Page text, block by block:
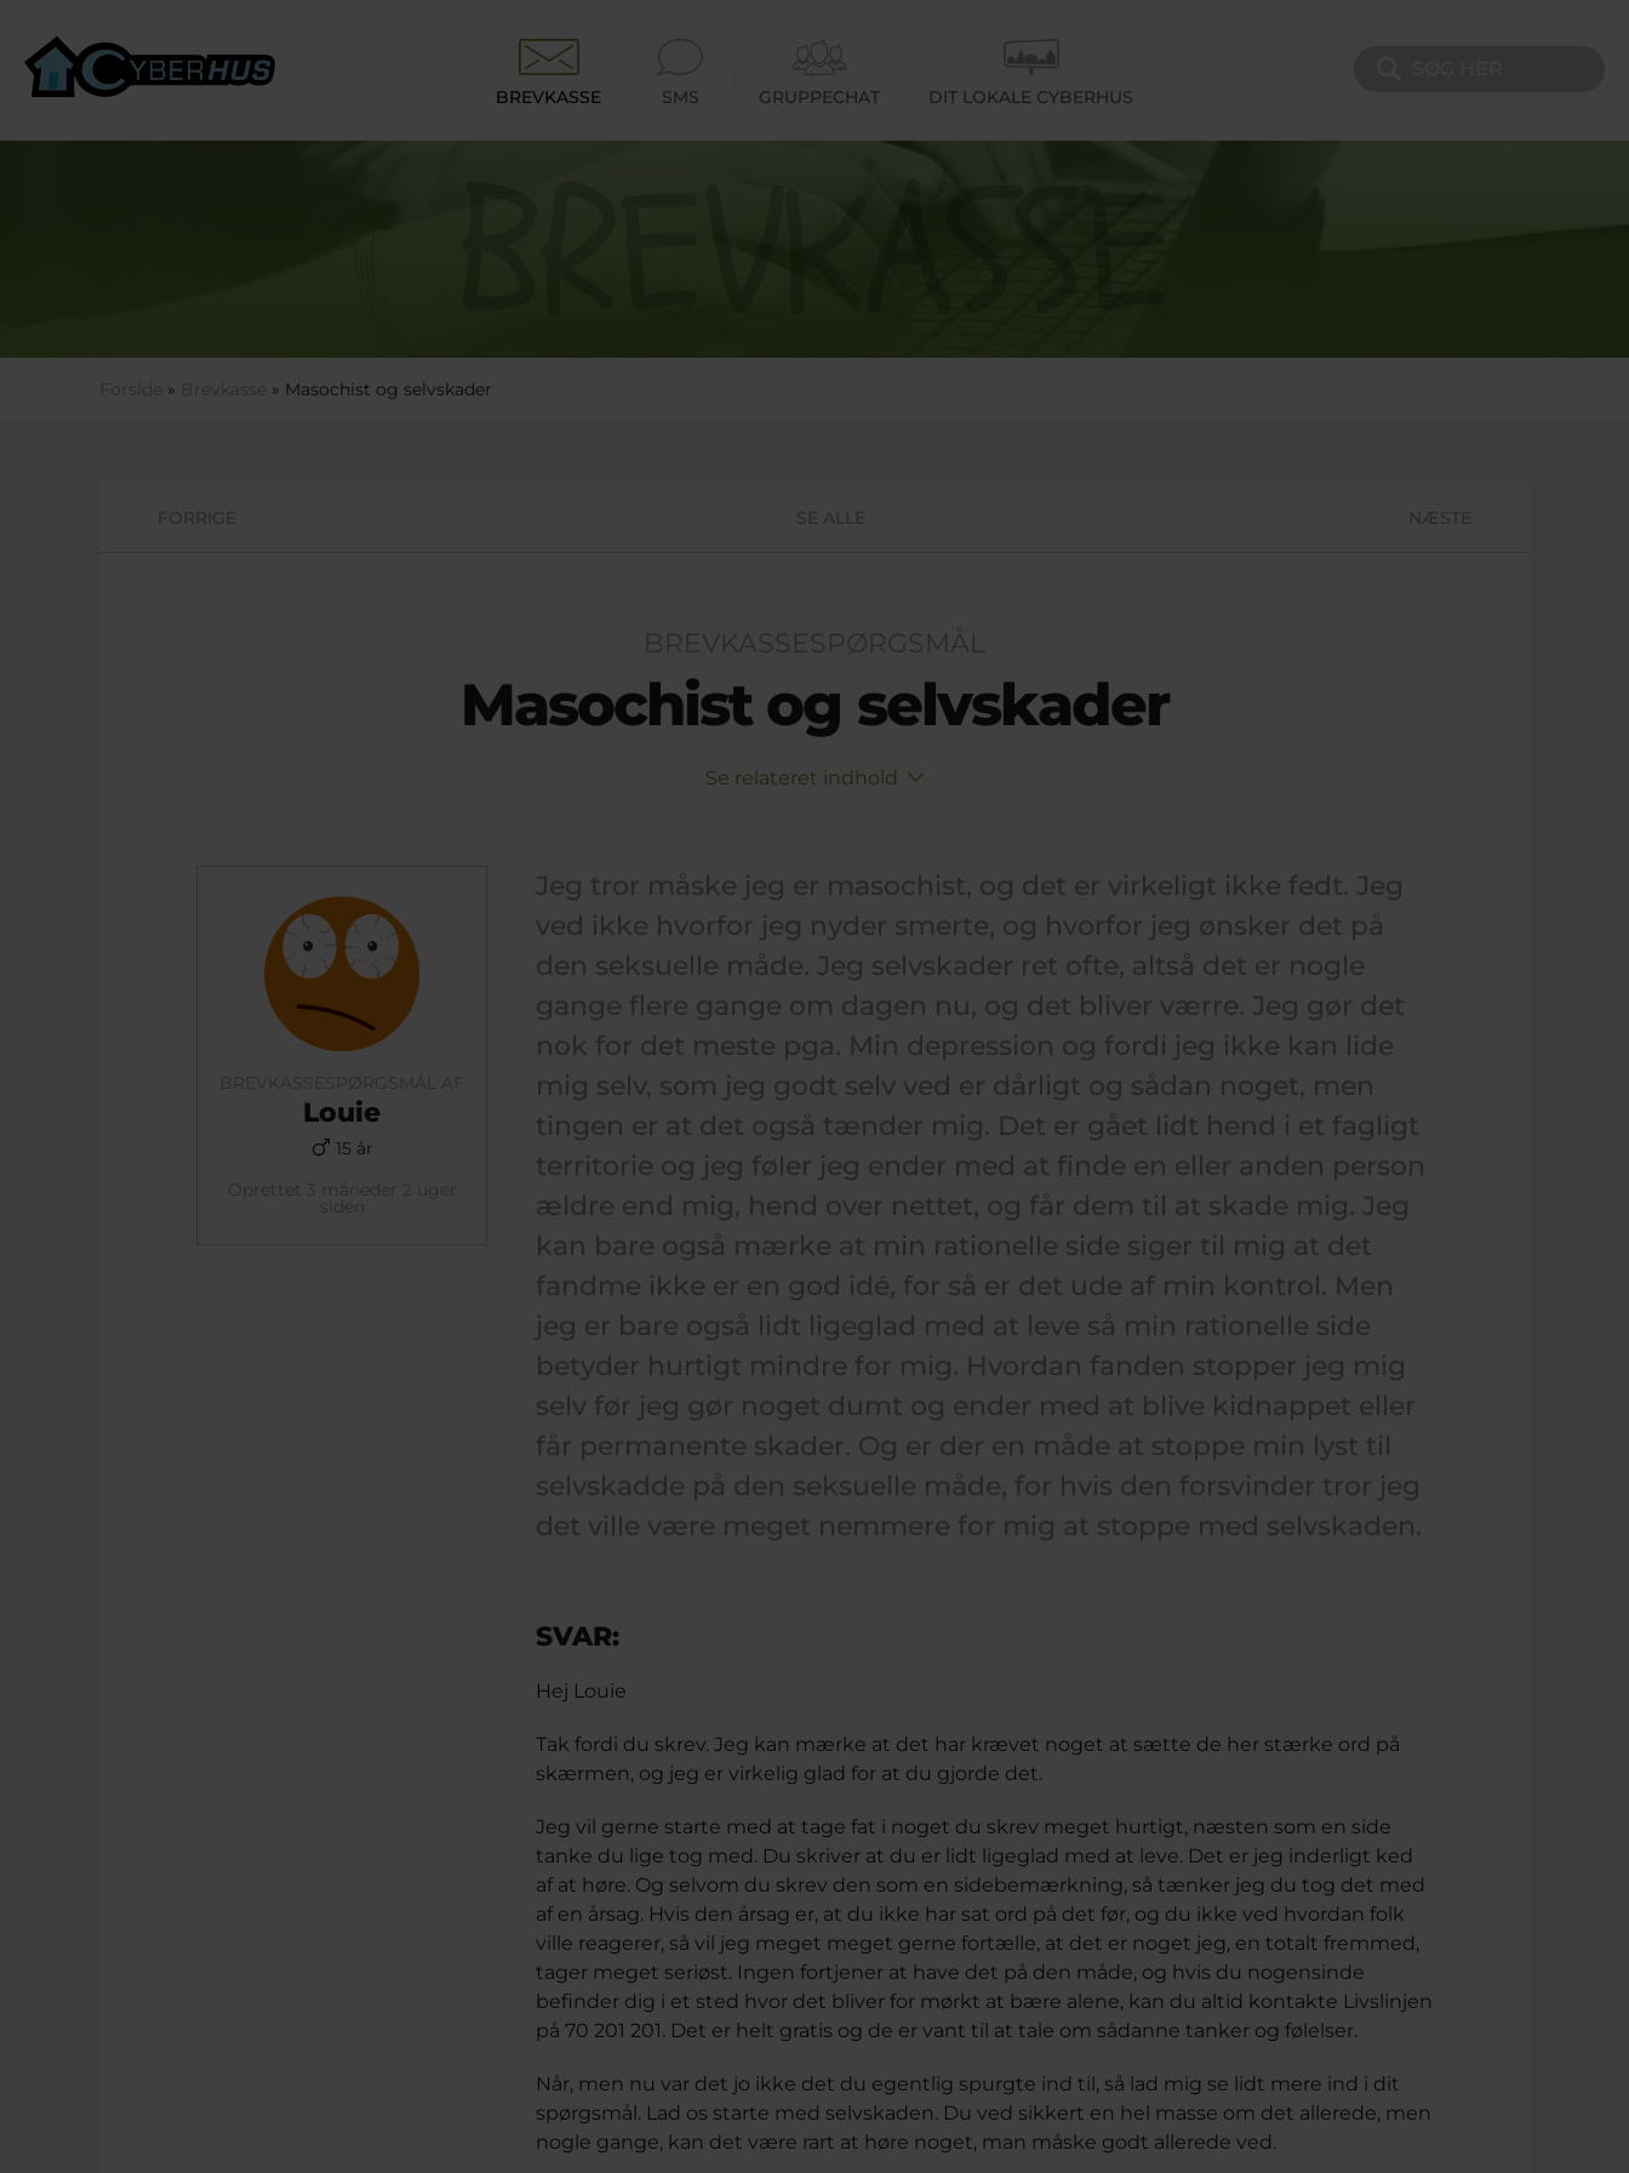
BREVKASSE SMS GRUPPECHAT DIT LOKALE CYBERHUS
Du er her
Forside » Brevkasse » Masochist og selvskader
FORRIGE SE ALLE NÆSTE
BREVKASSESPØRGSMÅL
Masochist og selvskader
Se relateret indhold
BREVKASSESPØRGSMÅL AF
Louie
15 år
Oprettet 3 måneder 2 uger
siden
Jeg tror måske jeg er masochist, og det er virkeligt ikke fedt. Jeg
ved ikke hvorfor jeg nyder smerte, og hvorfor jeg ønsker det på
den seksuelle måde. Jeg selvskader ret ofte, altså det er nogle
gange flere gange om dagen nu, og det bliver værre. Jeg gør det
nok for det meste pga. Min depression og fordi jeg ikke kan lide
mig selv, som jeg godt selv ved er dårligt og sådan noget, men
tingen er at det også tænder mig. Det er gået lidt hend i et fagligt
territorie og jeg føler jeg ender med at finde en eller anden person
ældre end mig, hend over nettet, og får dem til at skade mig. Jeg
kan bare også mærke at min rationelle side siger til mig at det
fandme ikke er en god idé, for så er det ude af min kontrol. Men
jeg er bare også lidt ligeglad med at leve så min rationelle side
betyder hurtigt mindre for mig. Hvordan fanden stopper jeg mig
selv før jeg gør noget dumt og ender med at blive kidnappet eller
får permanente skader. Og er der en måde at stoppe min lyst til
selvskadde på den seksuelle måde, for hvis den forsvinder tror jeg
det ville være meget nemmere for mig at stoppe med selvskaden.
SVAR:
Hej Louie
Tak fordi du skrev. Jeg kan mærke at det har krævet noget at sætte de her stærke ord på
skærmen, og jeg er virkelig glad for at du gjorde det.
Jeg vil gerne starte med at tage fat i noget du skrev meget hurtigt, næsten som en side
tanke du lige tog med. Du skriver at du er lidt ligeglad med at leve. Det er jeg inderligt ked
af at høre. Og selvom du skrev den som en sidebemærkning, så tænker jeg du tog det med
af en årsag. Hvis den årsag er, at du ikke har sat ord på det før, og du ikke ved hvordan folk
ville reagerer, så vil jeg meget meget gerne fortælle, at det er noget jeg, en totalt fremmed,
tager meget seriøst. Ingen fortjener at have det på den måde, og hvis du nogensinde
befinder dig i et sted hvor det bliver for mørkt at bære alene, kan du altid kontakte Livslinjen
på 70 201 201. Det er helt gratis og de er vant til at tale om sådanne tanker og følelser.
Når, men nu var det jo ikke det du egentlig spurgte ind til, så lad mig se lidt mere ind i dit
spørgsmål. Lad os starte med selvskaden. Du ved sikkert en hel masse om det allerede, men
nogle gange, kan det være rart at høre noget, man måske godt allerede ved.